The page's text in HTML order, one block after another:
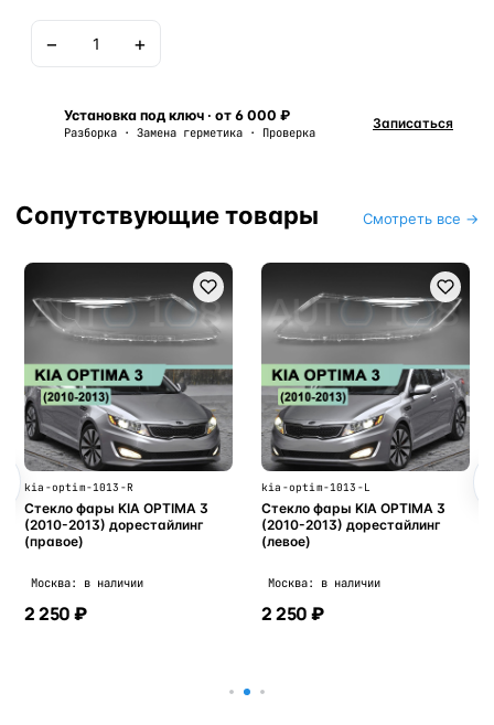
− +
Установка под ключ · от 6 000 ₽
Разборка · Замена герметика · Проверка
Записаться
Сопутствующие товары Смотреть все →
kia-optim-1013-R
Стекло фары KIA OPTIMA 3
(2010-2013) дорестайлинг
(правое)
Москва: в наличии
2 250 ₽
kia-optim-1013-L
Стекло фары KIA OPTIMA 3
(2010-2013) дорестайлинг
(левое)
Москва: в наличии
2 250 ₽